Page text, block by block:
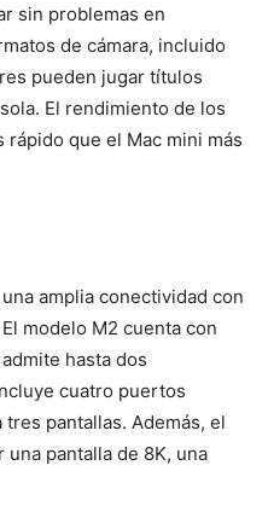
sin problemas en
de cámara, incluido
pueden jugar títulos
El rendimiento de los
rápido que el Mac mini más
amplia conectividad con
modelo M2 cuenta con
hasta dos
cuatro puertos
pantallas. Además, el
pantalla de 8K, una